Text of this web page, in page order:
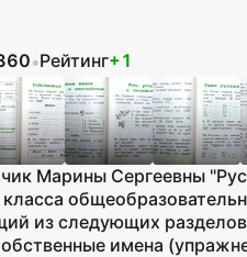
•Рейтинг+1
Марины Сергеевны
класса
из следующих
имена